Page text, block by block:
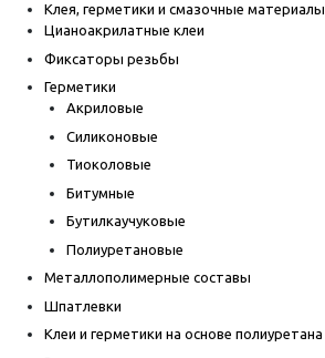
Клея, герметики и смазочные материалы
Цианоакрилатные клеи
Фиксаторы резьбы
Герметики
Акриловые
Силиконовые
Тиоколовые
Битумные
Бутилкаучуковые
Полиуретановые
Металлополимерные составы
Шпатлевки
Клеи и герметики на основе полиуретана